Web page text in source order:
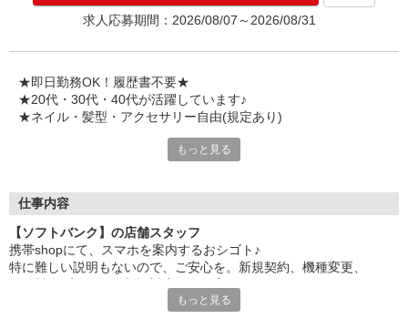
お友達を紹介頂くと,
゜・。○。・゜+゜・。○。・゜+゜
求人応募期間：2026/08/07～2026/08/31
★即日勤務OK！履歴書不要★
★20代・30代・40代が活躍しています♪
★ネイル・髪型・アクセサリー自由(規定あり)
各キャリアの新機種が特別価格で購入OK！！
特別割引価格でご利用可能☆
お得に過ごしたいあなたの味方です♪
【選べるお仕事いろいろ】
もっと見る
仕事内容
【ソフトバンク】の店舗スタッフ
携帯shopにて、スマホを案内するおシゴト♪
特に難しい説明もないので、ご安心を。新規契約、機種変更、
もっと見る